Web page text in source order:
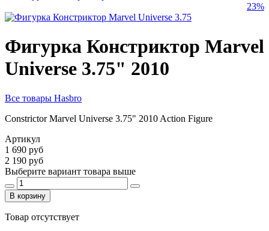
23%
Фигурка Констриктор Marvel
Universe 3.75" 2010
Все товары Hasbro
Constrictor Marvel Universe 3.75" 2010 Action Figure
Артикул
1 690 руб
2 190 руб
Выберите вариант товара выше
В корзину
Товар отсутствует